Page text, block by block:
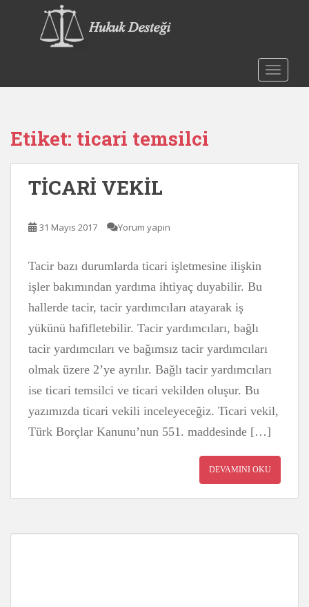
o
Etiket: ticari temsilci
TİCARİ VEKİL
31 Mayıs 2017 Yorum yapın
Tacir bazı durumlarda ticari işletmesine ilişkin
işler bakımından yardıma ihtiyaç duyabilir. Bu
hallerde tacir, tacir yardımcıları atayarak iş
yükünü hafifletebilir. Tacir yardımcıları, bağlı
tacir yardımcıları ve bağımsız tacir yardımcıları
olmak üzere 2’ye ayrılır. Bağlı tacir yardımcıları
ise ticari temsilci ve ticari vekilden oluşur. Bu
yazımızda ticari vekili inceleyeceğiz. Ticari vekil,
Türk Borçlar Kanunu’nun 551. maddesinde […]
DEVAMINI OKU